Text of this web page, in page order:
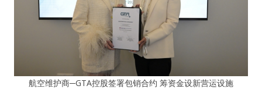
航空维护商─GTA控股签署包销合约 筹资金设新营运设施